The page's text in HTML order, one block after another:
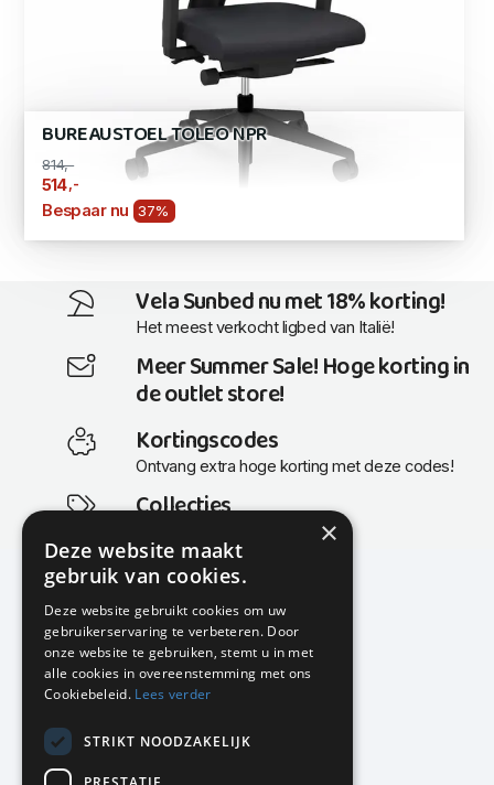
BUREAUSTOEL TOLEO NPR
814,-
514 ,-
Bespaar nu 37%
Vela Sunbed nu met 18% korting!
Het meest verkocht ligbed van Italië!
Meer Summer Sale! Hoge korting in
de outlet store!
Kortingscodes
Ontvang extra hoge korting met deze codes!
Collecties
Actuele en populaire collecties
KMP Kantoormeubilair
Airport Business Park
Frankfurtstraat 29-31
1175 RH Lijnden
020-617 01 26
info@kmpkantoormeubilair.nl
×
Deze website maakt
gebruik van cookies.
Deze website gebruikt cookies om uw
gebruikerservaring te verbeteren. Door
onze website te gebruiken, stemt u in met
alle cookies in overeenstemming met ons
Cookiebeleid. Lees verder
STRIKT NOODZAKELIJK